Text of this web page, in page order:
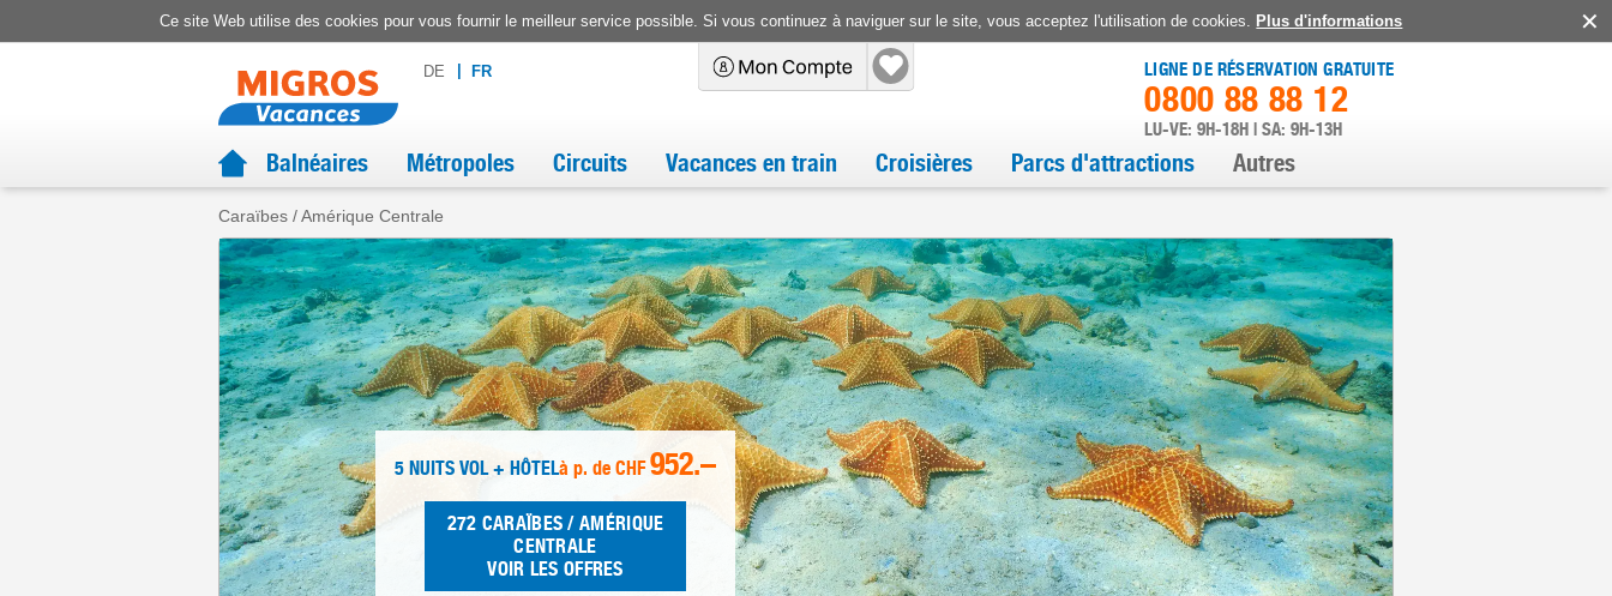
Ce site Web utilise des cookies pour vous fournir le meilleur service possible. Si vous continuez à naviguer sur le site, vous acceptez l'utilisation de cookies. Plus d'informations
DE FR LIGNE DE RÉSERVATION GRATUITE
0800 88 88 12
LU-VE: 9H-18H | SA: 9H-13H
Balnéaires Métropoles Circuits Vacances en train Croisières Parcs d'attractions Autres
Caraïbes / Amérique Centrale
5 NUITS VOL + HÔTELà p. de CHF 952.–
272 CARAÏBES / AMÉRIQUE
CENTRALE
VOIR LES OFFRES